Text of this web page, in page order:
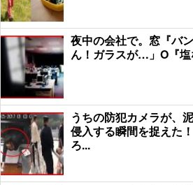
夜中の会社で。窓『バ
ん！ガラスが…」O『
うちの防犯カメラが、
侵入する瞬間を捉えた
ろ...